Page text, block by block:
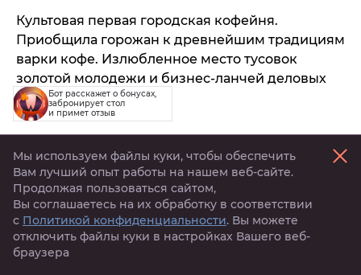
Культовая первая городская кофейня.
Приобщила горожан к древнейшим традициям
варки кофе. Излюбленное место тусовок
золотой молодежи и бизнес-ланчей деловых
клерков.Бот расскажет о бонусах,
забронирует стол
и примет отзыв
Мы используем файлы куки, чтобы обеспечить
Вам лучший опыт работы на нашем веб-сайте.
Продолжая пользоваться сайтом,
Вы соглашаетесь на их обработку в соответствии
с Политикой конфиденциальности. Вы можете
отключить файлы куки в настройках Вашего веб-
браузера
Активируй
тигрокоины